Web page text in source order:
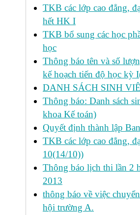
TKB các lớp cao đẳng,
hết HK I
TKB bổ sung các học
học
Thông báo tên và số
kế hoạch tiến độ học kỳ
DANH SÁCH SINH
Thông báo: Danh sách
khoa Kế toán)
Quyết định thành lập
TKB các lớp cao đẳng,
10(14/10))
Thông báo lịch thi lần 2
2013
thông báo về việc
hội trường A.